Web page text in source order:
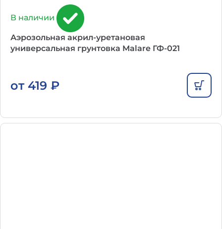
В наличии
Аэрозольная акрил-уретановая
универсальная грунтовка Malare ГФ-021
от 419 ₽